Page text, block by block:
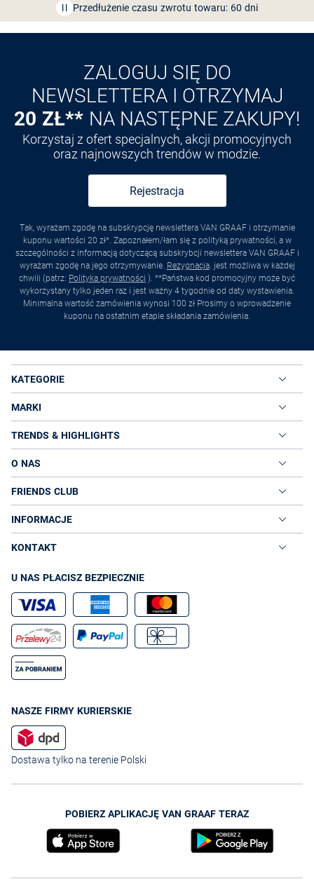
Przedłużenie czasu zwrotu towaru: 60 dni
Odkryj aplikację VANGRAAF
ZALOGUJ SIĘ DO
NEWSLETTERA I OTRZYMAJ
20 ZŁ** NA NASTĘPNE ZAKUPY!
Korzystaj z ofert specjalnych, akcji promocyjnych
oraz najnowszych trendów w modzie.
Rejestracja
Tak, wyrażam zgodę na subskrypcję newslettera VAN GRAAF i otrzymanie
kuponu wartości 20 zł*. Zapoznałem/łam się z polityką prywatności, a w
szczególności z informacją dotyczącą subskrybcji newslettera VAN GRAAF i
wyrażam zgodę na jego otrzymywanie. Rezygnacja. jest możliwa w każdej
chwili (patrz: Polityka prywatności ). **Państwa kod promocyjny może być
wykorzystany tylko jeden raz i jest ważny 4 tygodnie od daty wystawienia.
Minimalna wartość zamówienia wynosi 100 zł Prosimy o wprowadzenie
kuponu na ostatnim etapie składania zamówienia.
KATEGORIE
MARKI
TRENDS & HIGHLIGHTS
O NAS
FRIENDS CLUB
INFORMACJE
KONTAKT
U NAS PŁACISZ BEZPIECZNIE
NASZE FIRMY KURIERSKIE
Dostawa tylko na terenie Polski
POBIERZ APLIKACJĘ VAN GRAAF TERAZ